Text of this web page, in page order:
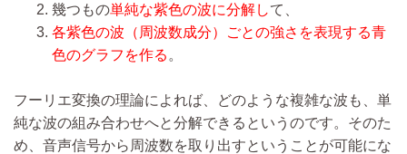
幾つもの単純な紫色の波に分解して、
各紫色の波（周波数成分）ごとの強さを表現する青
色のグラフを作る 。
フーリエ変換の理論によれば、どのような複雑な波も、単
純な波の組み合わせへと分解できるというのです。そのた
め、音声信号から周波数を取り出すということが可能にな